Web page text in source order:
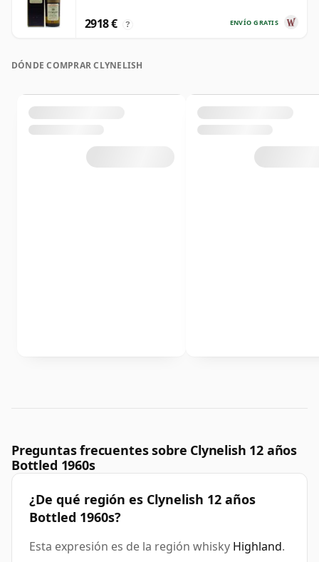
ENVÍO GRATIS
2918 € ?
DÓNDE COMPRAR CLYNELISH
Preguntas frecuentes sobre Clynelish 12 años
Bottled 1960s
¿De qué región es Clynelish 12 años
Bottled 1960s?
Esta expresión es de la región whisky Highland.